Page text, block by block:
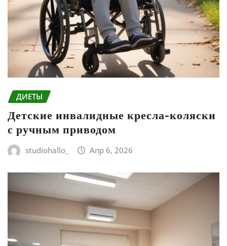
ДИЕТЫ
Детские инвалидные кресла-коляски
с ручным приводом
studiohallo_ Апр 6, 2026